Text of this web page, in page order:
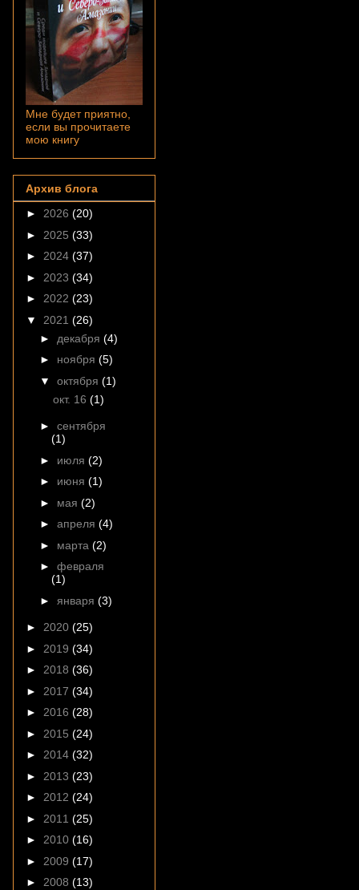
Мне будет приятно,
если вы прочитаете
мою книгу
Архив блога
► 2026 (20)
► 2025 (33)
► 2024 (37)
► 2023 (34)
► 2022 (23)
▼ 2021 (26)
► декабря (4)
► ноября (5)
▼ октября (1)
окт. 16 (1)
► сентября
(1)
► июля (2)
► июня (1)
► мая (2)
► апреля (4)
► марта (2)
► февраля
(1)
► января (3)
► 2020 (25)
► 2019 (34)
► 2018 (36)
► 2017 (34)
► 2016 (28)
► 2015 (24)
► 2014 (32)
► 2013 (23)
► 2012 (24)
► 2011 (25)
► 2010 (16)
► 2009 (17)
► 2008 (13)